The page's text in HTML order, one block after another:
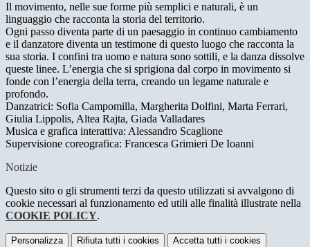
Il movimento, nelle sue forme più semplici e naturali, è un
linguaggio che racconta la storia del territorio.
Ogni passo diventa parte di un paesaggio in continuo cambiamento
e il danzatore diventa un testimone di questo luogo che racconta la
sua storia. I confini tra uomo e natura sono sottili, e la danza dissolve
queste linee. L’energia che si sprigiona dal corpo in movimento si
fonde con l’energia della terra, creando un legame naturale e
profondo.
Danzatrici: Sofia Campomilla, Margherita Dolfini, Marta Ferrari,
Giulia Lippolis, Altea Rajta, Giada Valladares
Musica e grafica interattiva: Alessandro Scaglione
Supervisione coreografica: Francesca Grimieri De Ioanni
Notizie
Questo sito o gli strumenti terzi da questo utilizzati si avvalgono di
cookie necessari al funzionamento ed utili alle finalità illustrate nella
COOKIE POLICY.
Personalizza Rifiuta tutti i cookies Accetta tutti i cookies